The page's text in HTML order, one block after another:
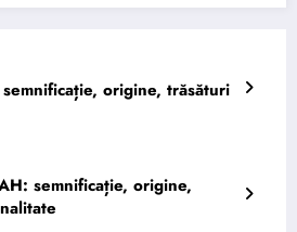
semnificație, origine, trăsături
semnificație, origine,